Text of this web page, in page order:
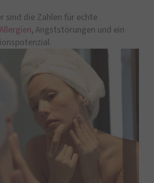
sind die Zahlen für echte
Allergien, Angststörungen und ein